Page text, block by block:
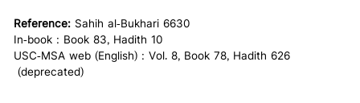
Reference: Sahih al-Bukhari 6630
In-book : Book 83, Hadith 10
USC-MSA web (English) : Vol. 8, Book 78, Hadith 626
(deprecated)